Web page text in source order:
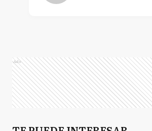
Ads